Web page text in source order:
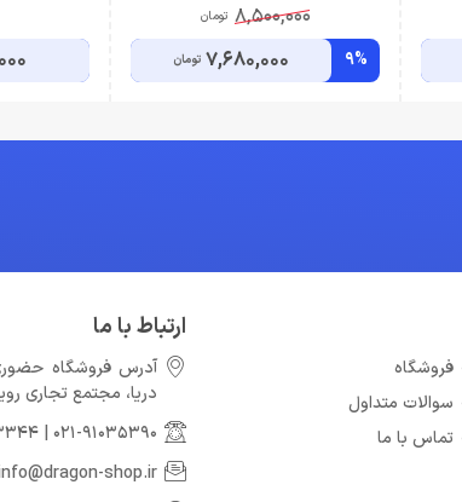
8,500,000 تومان
9%
7,680,000 تومان
فروشگاه
سوالات متداول
تماس با ما
ارتباط با ما
آدرس فروشگاه
دريا، مجتمع تجارى رويـال، طبقه
021-91035390
|
shop.ir